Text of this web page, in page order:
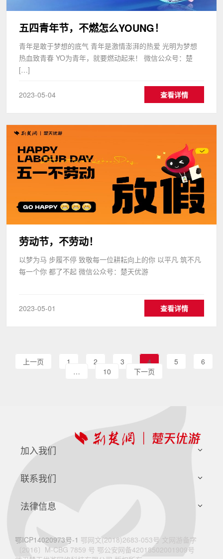
五四青年节，不燃怎么YOUNG！
青年是敢于梦想的底气 青年是激情澎湃的热爱 光明为梦想
热血致青春 YO为青年，就要燃动起来！ 微信公众号：楚
[…]
2023-05-04 查看详情
劳动节，不劳动！
以梦为马 步履不停 致敬每一位耕耘向上的你 以平凡 筑不凡
每一个你 都了不起 微信公众号：楚天优游
2023-05-01 查看详情
上一页 1 2 3 4 5
6
…
10 下一页
加入我们
社会招聘
联系我们
客服热线
法律信息
隐私政策
鄂ICP14020973号-1 鄂网文(2018)2683-053号 文网游备字
〔2016〕M-CBG 7859 号 鄂公安网备42018502001909号